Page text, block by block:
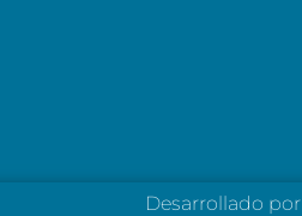
Desarrollado por